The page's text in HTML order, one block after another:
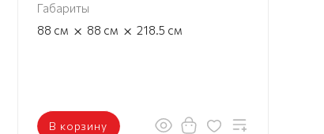
Габариты
88 см × 88 см × 218.5 см
В корзину